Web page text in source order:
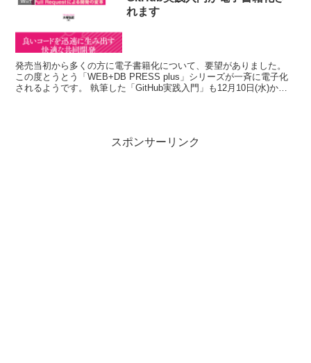
れます
発売当初から多くの方に電子書籍化について、要望がありました。
この度とうとう「WEB+DB PRESS plus」シリーズが一斉に電子化
されるようです。 執筆した「GitHub実践入門」も12月10日(水)から
スポンサーリンク